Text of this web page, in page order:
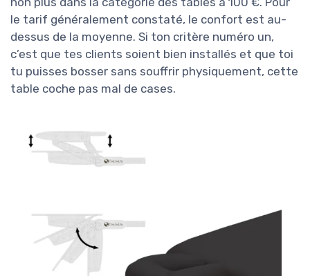
le tarif généralement constaté, le confort est au-
dessus de la moyenne. Si ton critère numéro un,
c’est que tes clients soient bien installés et que toi
tu puisses bosser sans souffrir physiquement, cette
table coche pas mal de cases.